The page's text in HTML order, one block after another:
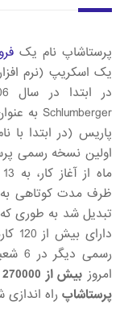
پرستاشاپ نام یک
یک اسکریپ (نرم
ظرف مدت کوتاهی به
امروز
پرستاشاپ راه اندازی